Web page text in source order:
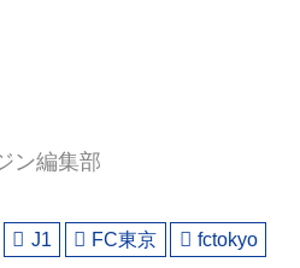
ン編集部
J1 FC東京
fctokyo